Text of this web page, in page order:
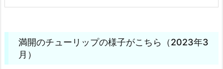
満開のチューリップの様子がこちら（2023年3
月）